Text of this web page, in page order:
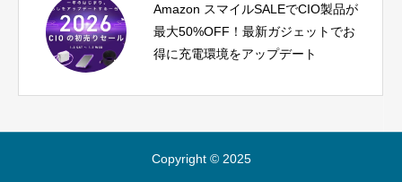
Amazon スマイルSALEでCIO製品が
最大50%OFF！最新ガジェットでお
得に充電環境をアップデート
Copyright © 2025